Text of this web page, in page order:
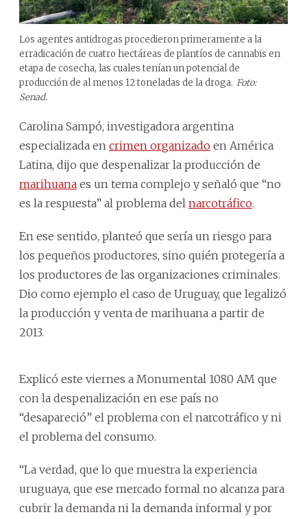
Los agentes antidrogas procedieron primeramente a la
erradicación de cuatro hectáreas de plantíos de cannabis en
etapa de cosecha, las cuales tenían un potencial de
producción de al menos 12 toneladas de la droga. Foto:
Senad.
Carolina Sampó, investigadora argentina
especializada en crimen organizado en América
Latina, dijo que despenalizar la producción de
marihuana es un tema complejo y señaló que “no
es la respuesta” al problema del narcotráfico.
En ese sentido, planteó que sería un riesgo para
los pequeños productores, sino quién protegería a
los productores de las organizaciones criminales.
Dio como ejemplo el caso de Uruguay, que legalizó
la producción y venta de marihuana a partir de
2013.
Explicó este viernes a Monumental 1080 AM que
con la despenalización en ese país no
“desapareció” el problema con el narcotráfico y ni
el problema del consumo.
“La verdad, que lo que muestra la experiencia
uruguaya, que ese mercado formal no alcanza para
cubrir la demanda ni la demanda informal y por